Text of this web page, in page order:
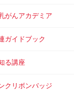
がんアカデミア
ガイドブック
る講座
クリボンバッジ